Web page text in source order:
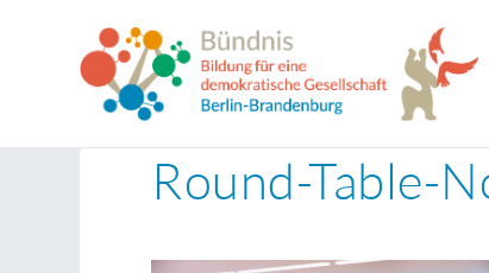
Round-Table-